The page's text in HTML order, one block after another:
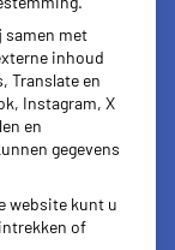
samen met
inhoud
Translate en
Instagram, X
en
gegevens
website kunt u
of